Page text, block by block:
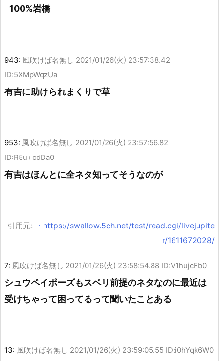
100%岩橋
943: 風吹けば名無し 2021/01/26(火) 23:57:38.42
ID:5XMpWqzUa
有吉に助けられまくりで草
953: 風吹けば名無し 2021/01/26(火) 23:57:56.82
ID:R5u+cdDa0
有吉はほんとに全ネタ知ってそうなのが
引用元:
・https://swallow.5ch.net/test/read.cgi/livejupite
r/1611672028/
7: 風吹けば名無し 2021/01/26(火) 23:58:54.88 ID:V1hujcFb0
シュウペイポーズもスベリ前提のネタなのに最近は
受けちゃって困ってるって聞いたことある
13: 風吹けば名無し 2021/01/26(火) 23:59:05.55 ID:i0hYqk6W0